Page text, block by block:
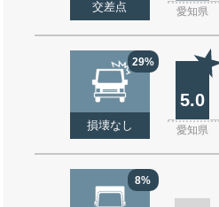
交差点 愛知県
29%
損壊なし
5.0
愛知県
8%